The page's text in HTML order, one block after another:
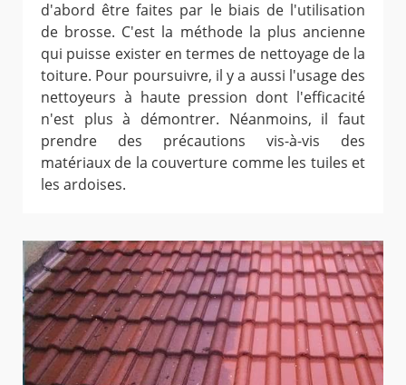
d'abord être faites par le biais de l'utilisation
de brosse. C'est la méthode la plus ancienne
qui puisse exister en termes de nettoyage de la
toiture. Pour poursuivre, il y a aussi l'usage des
nettoyeurs à haute pression dont l'efficacité
n'est plus à démontrer. Néanmoins, il faut
prendre des précautions vis-à-vis des
matériaux de la couverture comme les tuiles et
les ardoises.